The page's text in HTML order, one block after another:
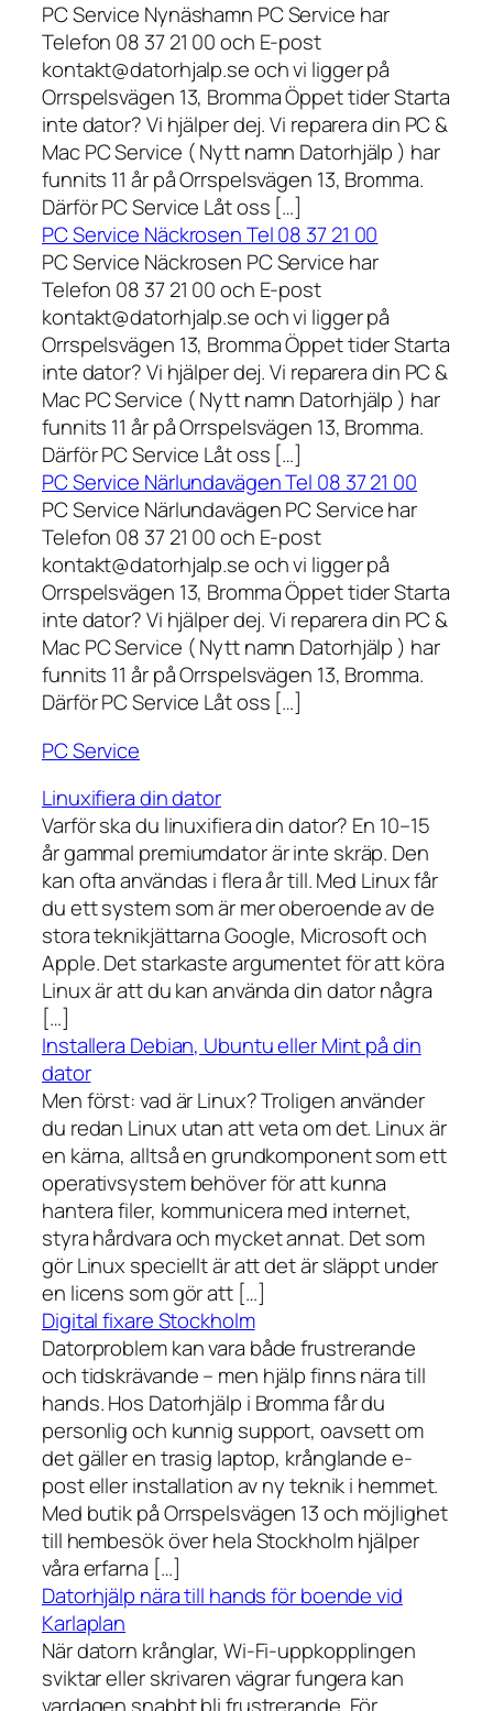
PC Service Nynäshamn PC Service har
Telefon 08 37 21 00 och E-post
kontakt@datorhjalp.se och vi ligger på
Orrspelsvägen 13, Bromma Öppet tider Starta
inte dator? Vi hjälper dej. Vi reparera din PC &
Mac PC Service ( Nytt namn Datorhjälp ) har
funnits 11 år på Orrspelsvägen 13, Bromma.
Därför PC Service Låt oss […]
PC Service Näckrosen Tel 08 37 21 00
PC Service Näckrosen PC Service har
Telefon 08 37 21 00 och E-post
kontakt@datorhjalp.se och vi ligger på
Orrspelsvägen 13, Bromma Öppet tider Starta
inte dator? Vi hjälper dej. Vi reparera din PC &
Mac PC Service ( Nytt namn Datorhjälp ) har
funnits 11 år på Orrspelsvägen 13, Bromma.
Därför PC Service Låt oss […]
PC Service Närlundavägen Tel 08 37 21 00
PC Service Närlundavägen PC Service har
Telefon 08 37 21 00 och E-post
kontakt@datorhjalp.se och vi ligger på
Orrspelsvägen 13, Bromma Öppet tider Starta
inte dator? Vi hjälper dej. Vi reparera din PC &
Mac PC Service ( Nytt namn Datorhjälp ) har
funnits 11 år på Orrspelsvägen 13, Bromma.
Därför PC Service Låt oss […]
PC Service
Linuxifiera din dator
Varför ska du linuxifiera din dator? En 10–15
år gammal premiumdator är inte skräp. Den
kan ofta användas i flera år till. Med Linux får
du ett system som är mer oberoende av de
stora teknikjättarna Google, Microsoft och
Apple. Det starkaste argumentet för att köra
Linux är att du kan använda din dator några
[…]
Installera Debian, Ubuntu eller Mint på din
dator
Men först: vad är Linux? Troligen använder
du redan Linux utan att veta om det. Linux är
en kärna, alltså en grundkomponent som ett
operativsystem behöver för att kunna
hantera filer, kommunicera med internet,
styra hårdvara och mycket annat. Det som
gör Linux speciellt är att det är släppt under
en licens som gör att […]
Digital fixare Stockholm
Datorproblem kan vara både frustrerande
och tidskrävande – men hjälp finns nära till
hands. Hos Datorhjälp i Bromma får du
personlig och kunnig support, oavsett om
det gäller en trasig laptop, krånglande e-
post eller installation av ny teknik i hemmet.
Med butik på Orrspelsvägen 13 och möjlighet
till hembesök över hela Stockholm hjälper
våra erfarna […]
Datorhjälp nära till hands för boende vid
Karlaplan
När datorn krånglar, Wi-Fi-uppkopplingen
sviktar eller skrivaren vägrar fungera kan